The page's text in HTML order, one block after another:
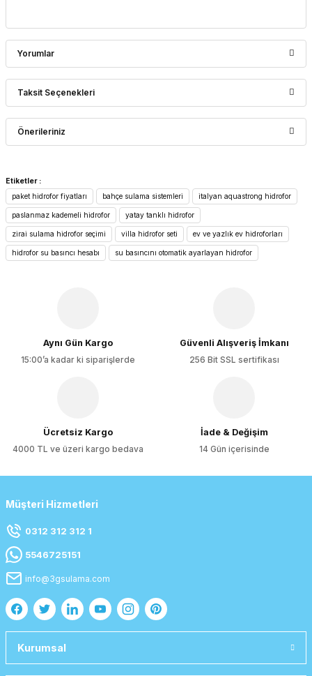
Yorumlar
Bu ürüne ilk yorumu siz yapın!
Taksit Seçenekleri
Önerileriniz
konularda yetersiz gördüğünüz noktaları öneri formunu
kullanarak tarafımıza iletebilirsiniz.
Görüş ve önerileriniz için teşekkür ederiz.
Ürün resmi kalitesiz, bozuk veya görüntülenemiyor.
Etiketler :
paket hidrofor fiyatları
bahçe sulama sistemleri italyan aquastrong hidrofor
paslanmaz kademeli hidrofor yatay tanklı hidrofor
zirai sulama hidrofor seçimi villa hidrofor seti ev ve yazlık ev hidroforları
hidrofor su basıncı hesabı su basıncını otomatik ayarlayan hidrofor
Aynı Gün Kargo
15:00’a kadar ki siparişlerde
Güvenli Alışveriş İmkanı
256 Bit SSL sertifikası
Ücretsiz Kargo
4000 TL ve üzeri kargo bedava
İade & Değişim
14 Gün içerisinde
Müşteri Hizmetleri
0312 312 312 1
5546725151
info@3gsulama.com
Kurumsal